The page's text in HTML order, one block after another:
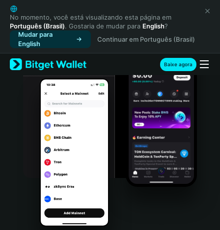
English
日本語
Tiếng Việt
Русский
Español (Latinoamérica)
Türkçe
Italiano
Português (Portugal)
Bahasa Indonesia
Português (Brasil)
Español (Argentina)
No momento, você está visualizando esta página em
Português (Brasil). Gostaria de mudar para English?
Mudar para
English
Continuar em Português (Brasil)
Baixe agora